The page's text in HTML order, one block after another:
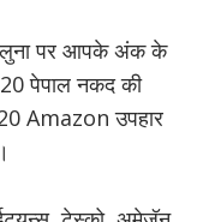
पर आपके अंक के
पेपाल नकद की
Amazon उपहार